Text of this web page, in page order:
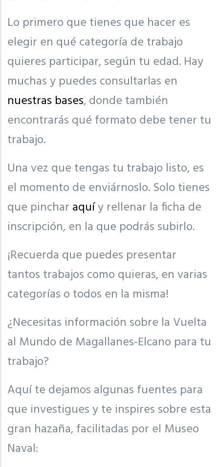
Lo primero que tienes que hacer es
elegir en qué categoría de trabajo
quieres participar, según tu edad. Hay
muchas y puedes consultarlas en
nuestras bases, donde también
encontrarás qué formato debe tener tu
trabajo.
Una vez que tengas tu trabajo listo, es
el momento de enviárnoslo. Solo tienes
que pinchar aquíy rellenar la ficha de
inscripción, en la que podrás subirlo.
¡Recuerda que puedes presentar
tantos trabajos como quieras, en varias
categorías o todos en la misma!
¿Necesitas información sobre la Vuelta
al Mundo de Magallanes-Elcano para tu
trabajo?
Aquí te dejamos algunas fuentes para
que investigues y te inspires sobre esta
gran hazaña, facilitadas por el Museo
Naval: